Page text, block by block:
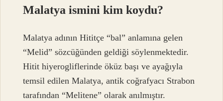
Malatya ismini kim koydu?
Malatya adının Hititçe “bal” anlamına gelen
“Melid” sözcüğünden geldiği söylenmektedir.
Hitit hiyerogliflerinde öküz başı ve ayağıyla
temsil edilen Malatya, antik coğrafyacı Strabon
tarafından “Melitene” olarak anılmıştır.